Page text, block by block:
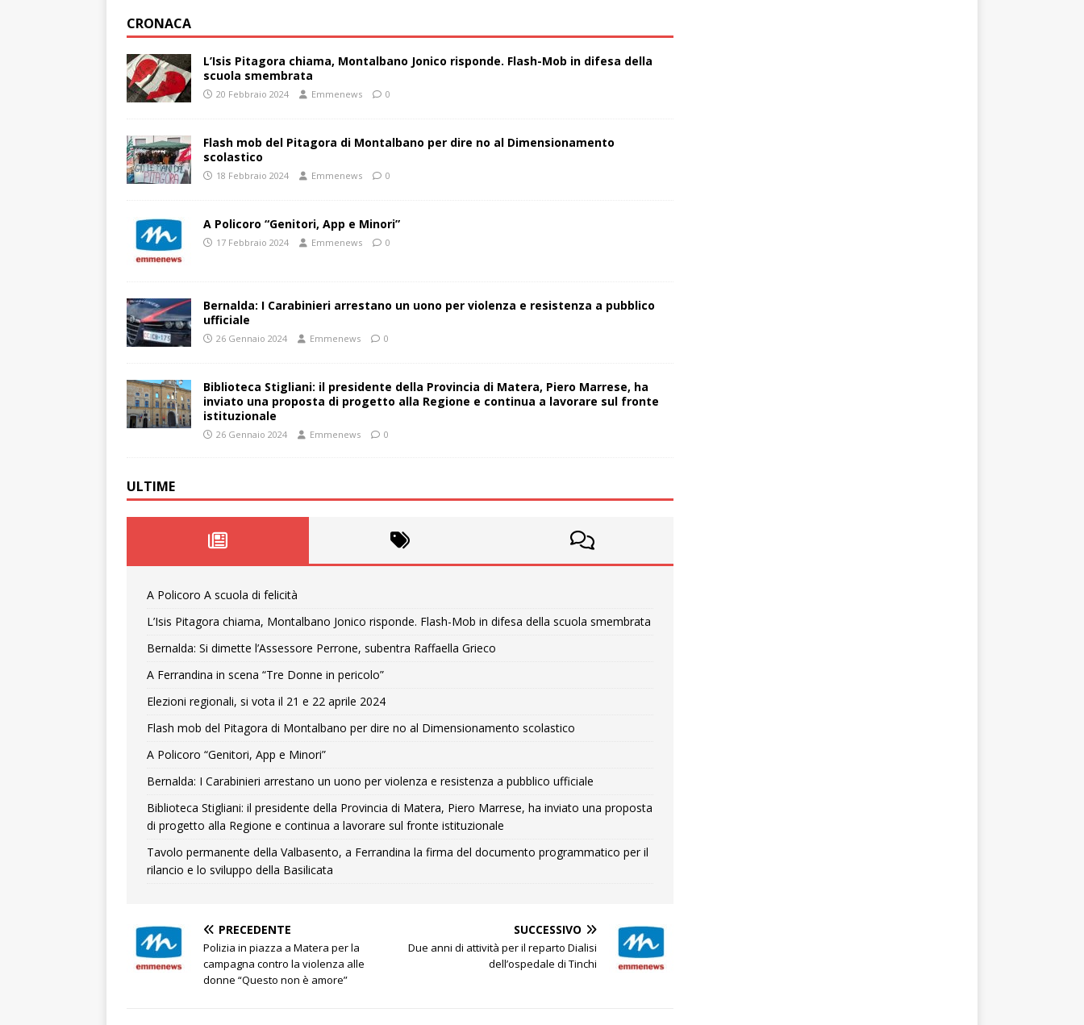
CRONACA
L’Isis Pitagora chiama, Montalbano Jonico risponde. Flash-Mob in difesa della
scuola smembrata
20 Febbraio 2024 Emmenews 0
Flash mob del Pitagora di Montalbano per dire no al Dimensionamento
scolastico
18 Febbraio 2024 Emmenews 0
A Policoro “Genitori, App e Minori”
17 Febbraio 2024 Emmenews 0
Bernalda: I Carabinieri arrestano un uono per violenza e resistenza a pubblico
ufficiale
26 Gennaio 2024 Emmenews 0
Biblioteca Stigliani: il presidente della Provincia di Matera, Piero Marrese, ha
inviato una proposta di progetto alla Regione e continua a lavorare sul fronte
istituzionale
26 Gennaio 2024 Emmenews 0
ULTIME
A Policoro A scuola di felicità
L’Isis Pitagora chiama, Montalbano Jonico risponde. Flash-Mob in difesa della scuola smembrata
Bernalda: Si dimette l’Assessore Perrone, subentra Raffaella Grieco
A Ferrandina in scena “Tre Donne in pericolo”
Elezioni regionali, si vota il 21 e 22 aprile 2024
Flash mob del Pitagora di Montalbano per dire no al Dimensionamento scolastico
A Policoro “Genitori, App e Minori”
Bernalda: I Carabinieri arrestano un uono per violenza e resistenza a pubblico ufficiale
Biblioteca Stigliani: il presidente della Provincia di Matera, Piero Marrese, ha inviato una proposta
di progetto alla Regione e continua a lavorare sul fronte istituzionale
Tavolo permanente della Valbasento, a Ferrandina la firma del documento programmatico per il
rilancio e lo sviluppo della Basilicata
PRECEDENTE
Polizia in piazza a Matera per la
campagna contro la violenza alle
donne “Questo non è amore”
SUCCESSIVO
Due anni di attività per il reparto Dialisi
dell’ospedale di Tinchi